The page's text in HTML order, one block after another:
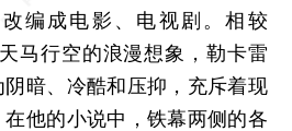
编成电影、电视剧。相较
马行空的浪漫想象，勒卡雷
暗、冷酷和压抑，充斥着现
他的小说中，铁幕两侧的各